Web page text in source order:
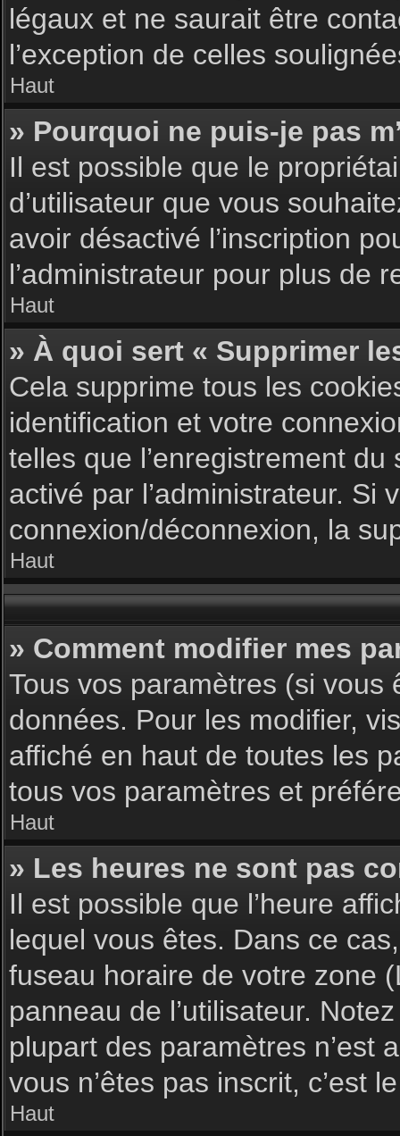
légaux et ne saurait être
l’exception de celles
Haut
» Pourquoi ne puis-je pas
Il est possible que le
d’utilisateur que vous
avoir désactivé l’inscription
l’administrateur pour plus de
Haut
» À quoi sert « Supprimer
Cela supprime tous les
identification et votre
telles que l’enregistrement
activé par l’administrateur. Si
connexion/déconnexion, la
Haut
» Comment modifier mes
Tous vos paramètres (si
données. Pour les modifier,
affiché en haut de toutes les
tous vos paramètres et
Haut
» Les heures ne sont pas
Il est possible que l’heure
lequel vous êtes. Dans ce
fuseau horaire de votre zone
panneau de l’utilisateur.
plupart des paramètres n’est
vous n’êtes pas inscrit, c’est
Haut